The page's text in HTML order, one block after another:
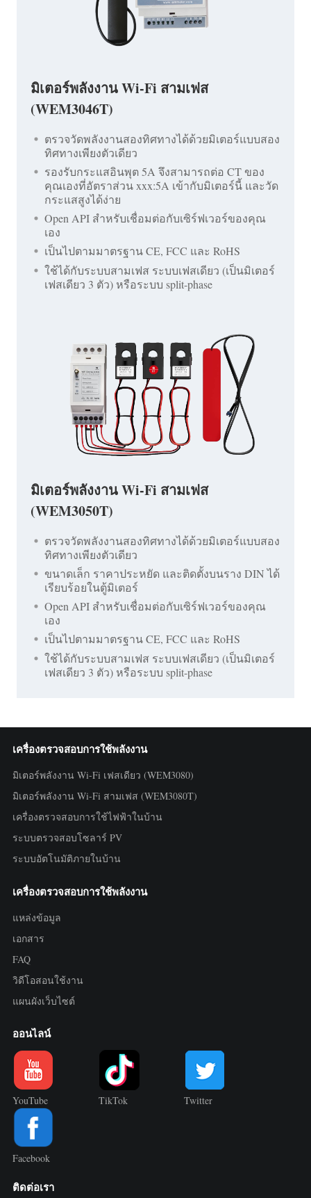
มิเตอร์พลังงาน Wi-Fi สามเฟส
(WEM3046T)
ตรวจวัดพลังงานสองทิศทางได้ด้วยมิเตอร์แบบสอง
ทิศทางเพียงตัวเดียว
รองรับกระแสอินพุต 5A จึงสามารถต่อ CT ของ
คุณเองที่อัตราส่วน xxx:5A เข้ากับมิเตอร์นี้ และวัด
กระแสสูงได้ง่าย
Open API สำหรับเชื่อมต่อกับเซิร์ฟเวอร์ของคุณ
เอง
เป็นไปตามมาตรฐาน CE, FCC และ RoHS
ใช้ได้กับระบบสามเฟส ระบบเฟสเดียว (เป็นมิเตอร์
เฟสเดียว 3 ตัว) หรือระบบ split-phase
มิเตอร์พลังงาน Wi-Fi สามเฟส
(WEM3050T)
ตรวจวัดพลังงานสองทิศทางได้ด้วยมิเตอร์แบบสอง
ทิศทางเพียงตัวเดียว
ขนาดเล็ก ราคาประหยัด และติดตั้งบนราง DIN ได้
เรียบร้อยในตู้มิเตอร์
Open API สำหรับเชื่อมต่อกับเซิร์ฟเวอร์ของคุณ
เอง
เป็นไปตามมาตรฐาน CE, FCC และ RoHS
ใช้ได้กับระบบสามเฟส ระบบเฟสเดียว (เป็นมิเตอร์
เฟสเดียว 3 ตัว) หรือระบบ split-phase
เครื่องตรวจสอบการใช้พลังงาน
มิเตอร์พลังงาน Wi-Fi เฟสเดียว (WEM3080)
มิเตอร์พลังงาน Wi-Fi สามเฟส (WEM3080T)
เครื่องตรวจสอบการใช้ไฟฟ้าในบ้าน
ระบบตรวจสอบโซลาร์ PV
ระบบอัตโนมัติภายในบ้าน
เครื่องตรวจสอบการใช้พลังงาน
แหล่งข้อมูล
เอกสาร
FAQ
วิดีโอสอนใช้งาน
แผนผังเว็บไซต์
ออนไลน์
YouTube TikTok Twitter
Facebook
ติดต่อเรา